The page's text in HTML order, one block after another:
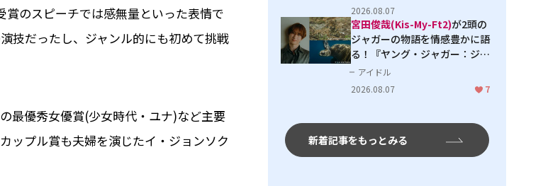
のスピーチでは感無量といった表情で
技だったし、ジャンル的にも初めて挑戦
最優秀女優賞(少女時代・ユナ)など主要
ップル賞も夫婦を演じたイ・ジョンソク
2026.08.07
宮田俊哉(Kis-My-Ft2)が2頭の
ジャガーの物語を情感豊かに語
る！『ヤング・ジャガー：ジャ
ングル王への道』『ジャガーと
ウミガメの物語：熱帯林の守護
アイドル
2026.08.07
7
新着記事をもっとみる